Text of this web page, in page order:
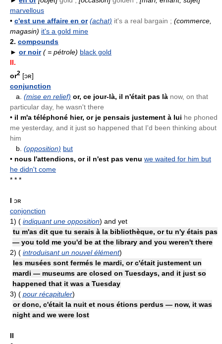
marvellous
• c'est une affaire en or (achat) it's a real bargain ; (commerce,
magasin) it's a gold mine
2. compounds
► or noir ( = pétrole) black gold
II.
or2 [ɔʀ]
conjunction
a. (mise en relief) or, ce jour-là, il n'était pas là now, on that
particular day, he wasn't there
• il m'a téléphoné hier, or je pensais justement à lui he phoned
me yesterday, and it just so happened that I'd been thinking about
him
b. (opposition) but
• nous l'attendions, or il n'est pas venu we waited for him but
he didn't come
* * *
I ɔʀ
conjonction
1) ( indiquant une opposition) and yet
tu m'as dit que tu serais à la bibliothèque, or tu n'y étais pas
— you told me you'd be at the library and you weren't there
2) ( introduisant un nouvel élément)
les musées sont fermés le mardi, or c'était justement un
mardi — museums are closed on Tuesdays, and it just so
happened that it was a Tuesday
3) ( pour récapituler)
or donc, c'était la nuit et nous étions perdus — now, it was
night and we were lost
II